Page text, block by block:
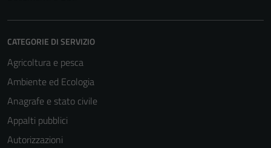
CATEGORIE DI SERVIZIO
Agricoltura e pesca
Ambiente ed Ecologia
Anagrafe e stato civile
Appalti pubblici
Autorizzazioni